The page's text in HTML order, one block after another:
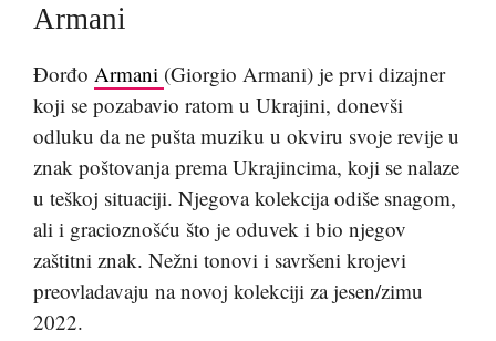
Armani
Đorđo Armani (Giorgio Armani) je prvi dizajner
koji se pozabavio ratom u Ukrajini, donevši
odluku da ne pušta muziku u okviru svoje revije u
znak poštovanja prema Ukrajincima, koji se nalaze
u teškoj situaciji. Njegova kolekcija odiše snagom,
ali i gracioznošću što je oduvek i bio njegov
zaštitni znak. Nežni tonovi i savršeni krojevi
preovladavaju na novoj kolekciji za jesen/zimu
2022.